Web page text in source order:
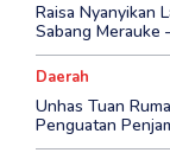
Raisa Nyanyikan
Sabang Merauke
Daerah
Unhas Tuan
Penguatan